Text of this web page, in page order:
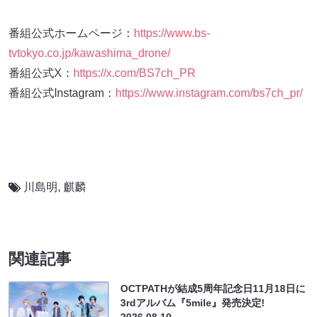
番組公式ホームページ： https://www.bs-
tvtokyo.co.jp/kawashima_drone/
番組公式X： https://x.com/BS7ch_PR
番組公式Instagram： https://www.instagram.com/bs7ch_pr/
川島明, 麒麟
関連記事
OCTPATHが結成5周年記念日11月18日に
3rdアルバム『5mile』発売決定!